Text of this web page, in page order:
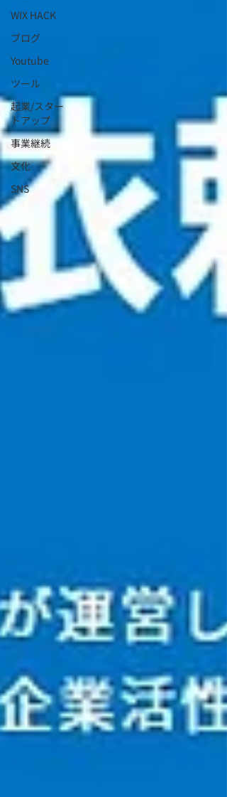
WIX HACK
ブログ
Youtube
ツール
起業/スター
トアップ
事業継続
文化
SNS